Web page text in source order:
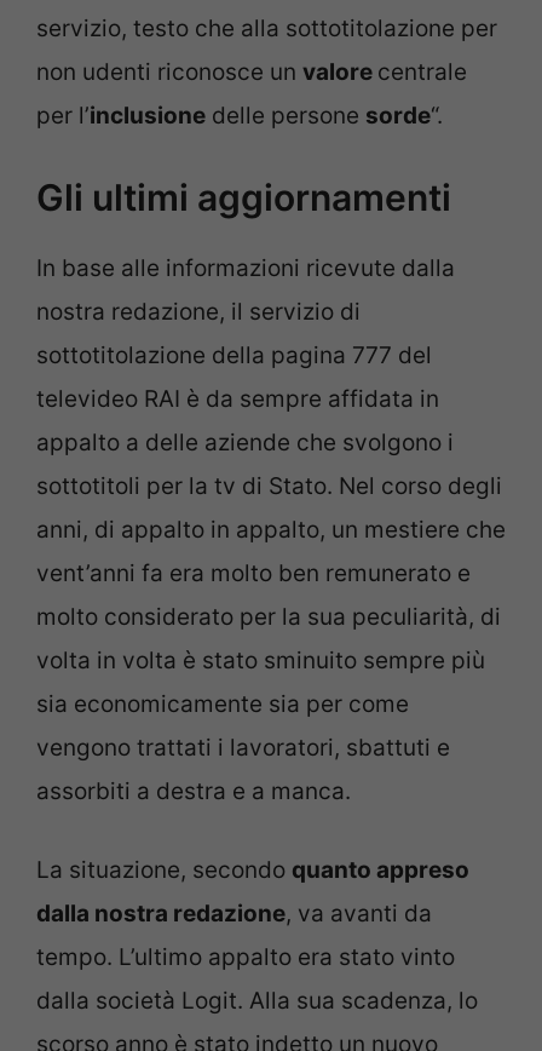
servizio, testo che alla sottotitolazione per
non udenti riconosce un valore centrale
per l’inclusione delle persone sorde“.
Gli ultimi aggiornamenti
In base alle informazioni ricevute dalla
nostra redazione, il servizio di
sottotitolazione della pagina 777 del
televideo RAI è da sempre affidata in
appalto a delle aziende che svolgono i
sottotitoli per la tv di Stato. Nel corso degli
anni, di appalto in appalto, un mestiere che
vent’anni fa era molto ben remunerato e
molto considerato per la sua peculiarità, di
volta in volta è stato sminuito sempre più
sia economicamente sia per come
vengono trattati i lavoratori, sbattuti e
assorbiti a destra e a manca.
La situazione, secondo quanto appreso
dalla nostra redazione, va avanti da
tempo. L’ultimo appalto era stato vinto
dalla società Logit. Alla sua scadenza, lo
scorso anno è stato indetto un nuovo